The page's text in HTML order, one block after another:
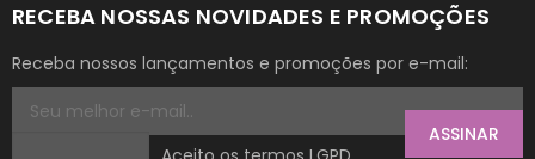
RECEBA NOSSAS NOVIDADES E PROMOÇÕES
Receba nossos lançamentos e promoções por e-mail:
ASSINAR